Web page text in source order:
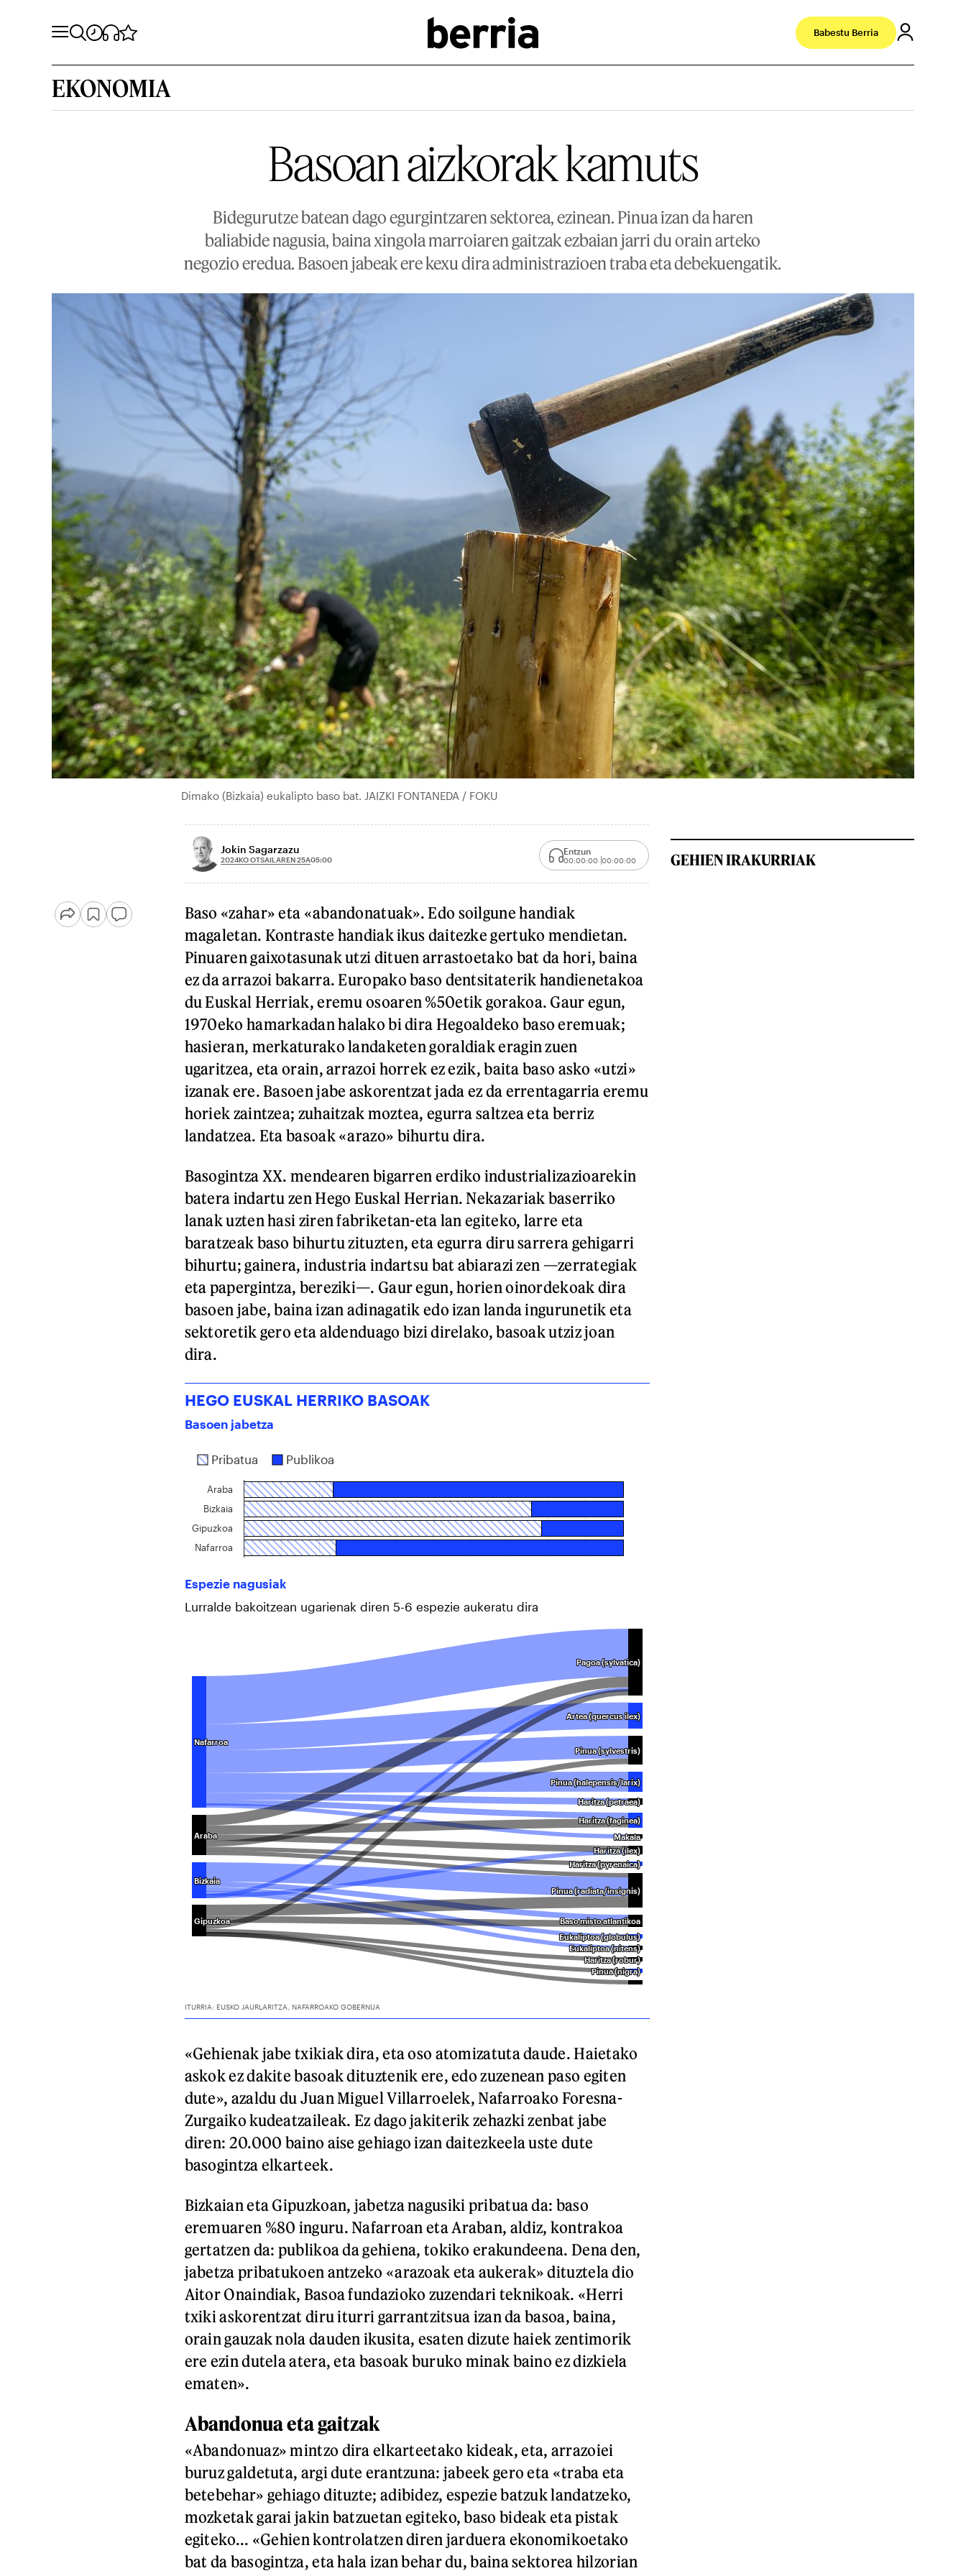
Babestu Berria
EKONOMIA
Basoan aizkorak kamuts
Bidegurutze batean dago egurgintzaren sektorea, ezinean. Pinua izan da haren
baliabide nagusia, baina xingola marroiaren gaitzak ezbaian jarri du orain arteko
negozio eredua. Basoen jabeak ere kexu dira administrazioen traba eta debekuengatik.
Dimako (Bizkaia) eukalipto baso bat. JAIZKI FONTANEDA / FOKU
Jokin Sagarzazu
2024KO OTSAILAREN 25A05:00
Entzun
00:00:00 00:00:00
Baso «zahar» eta «abandonatuak». Edo soilgune handiak
magaletan. Kontraste handiak ikus daitezke gertuko mendietan.
Pinuaren gaixotasunak utzi dituen arrastoetako bat da hori, baina
ez da arrazoi bakarra. Europako baso dentsitaterik handienetakoa
du Euskal Herriak, eremu osoaren %50etik gorakoa. Gaur egun,
1970eko hamarkadan halako bi dira Hegoaldeko baso eremuak;
hasieran, merkaturako landaketen goraldiak eragin zuen
ugaritzea, eta orain, arrazoi horrek ez ezik, baita baso asko «utzi»
izanak ere. Basoen jabe askorentzat jada ez da errentagarria eremu
horiek zaintzea; zuhaitzak moztea, egurra saltzea eta berriz
landatzea. Eta basoak «arazo» bihurtu dira.
Basogintza XX. mendearen bigarren erdiko industrializazioarekin
batera indartu zen Hego Euskal Herrian. Nekazariak baserriko
lanak uzten hasi ziren fabriketan-eta lan egiteko, larre eta
baratzeak baso bihurtu zituzten, eta egurra diru sarrera gehigarri
bihurtu; gainera, industria indartsu bat abiarazi zen —zerrategiak
eta papergintza, bereziki—. Gaur egun, horien oinordekoak dira
basoen jabe, baina izan adinagatik edo izan landa ingurunetik eta
sektoretik gero eta aldenduago bizi direlako, basoak utziz joan
dira.
«Gehienak jabe txikiak dira, eta oso atomizatuta daude. Haietako
askok ez dakite basoak dituztenik ere, edo zuzenean paso egiten
dute», azaldu du Juan Miguel Villarroelek, Nafarroako Foresna-
Zurgaiko kudeatzaileak. Ez dago jakiterik zehazki zenbat jabe
diren: 20.000 baino aise gehiago izan daitezkeela uste dute
basogintza elkarteek.
Bizkaian eta Gipuzkoan, jabetza nagusiki pribatua da: baso
eremuaren %80 inguru. Nafarroan eta Araban, aldiz, kontrakoa
gertatzen da: publikoa da gehiena, tokiko erakundeena. Dena den,
jabetza pribatukoen antzeko «arazoak eta aukerak» dituztela dio
Aitor Onaindiak, Basoa fundazioko zuzendari teknikoak. «Herri
txiki askorentzat diru iturri garrantzitsua izan da basoa, baina,
orain gauzak nola dauden ikusita, esaten dizute haiek zentimorik
ere ezin dutela atera, eta basoak buruko minak baino ez dizkiela
ematen».
Abandonua eta gaitzak
«Abandonuaz» mintzo dira elkarteetako kideak, eta, arrazoiei
buruz galdetuta, argi dute erantzuna: jabeek gero eta «traba eta
betebehar» gehiago dituzte; adibidez, espezie batzuk landatzeko,
mozketak garai jakin batzuetan egiteko, baso bideak eta pistak
egiteko... «Gehien kontrolatzen diren jarduera ekonomikoetako
bat da basogintza, eta hala izan behar du, baina sektorea hilzorian
GEHIEN IRAKURRIAK